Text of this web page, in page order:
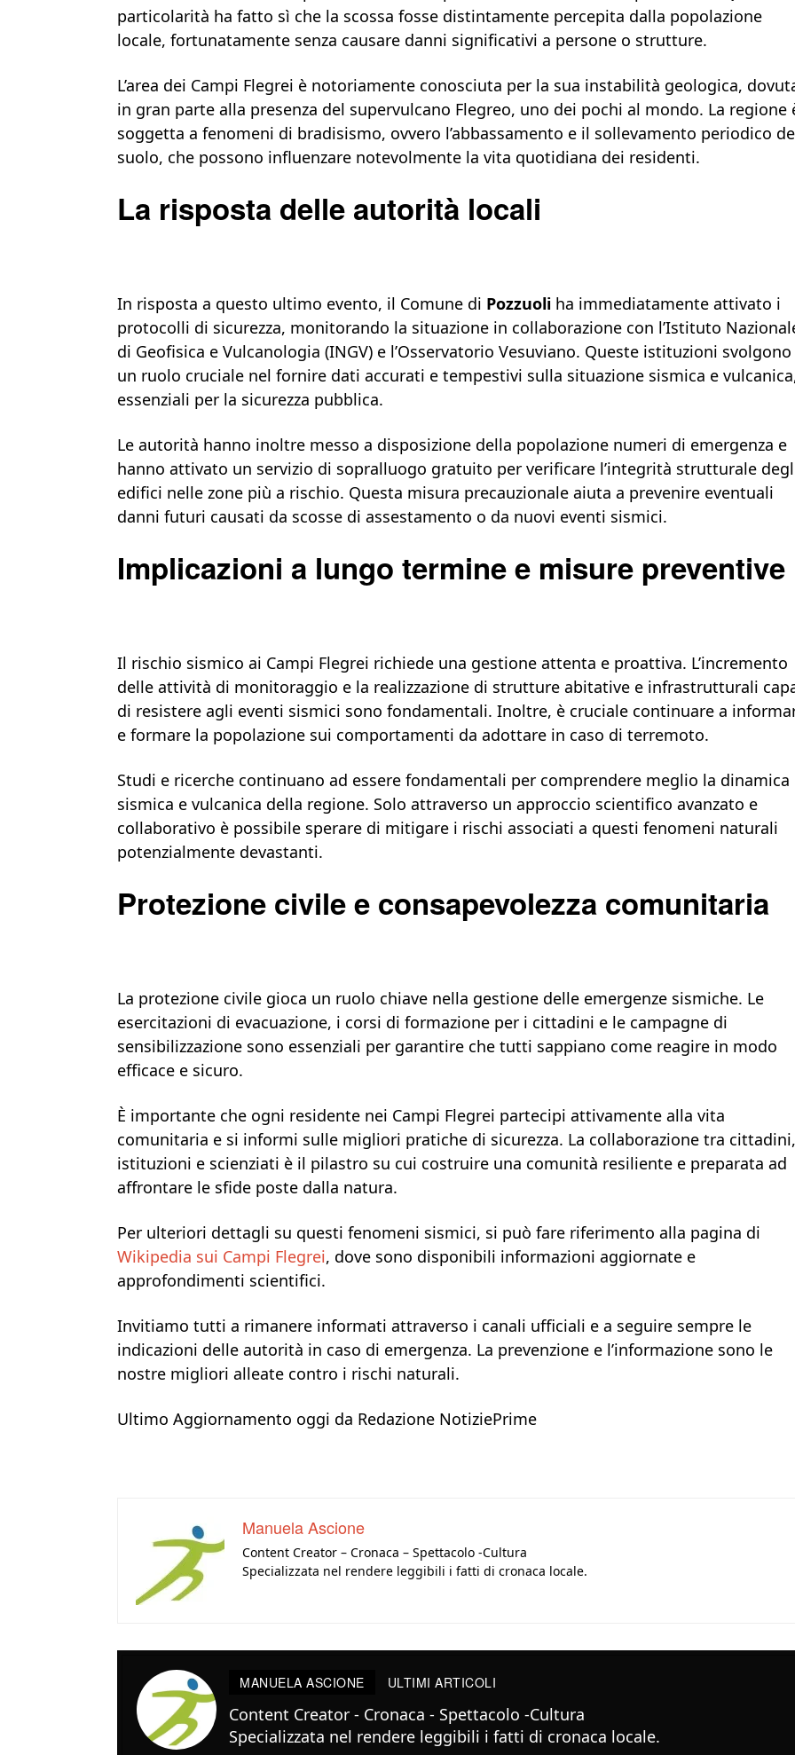
particolarità ha fatto sì che la scossa fosse distintamente percepita dalla popolazione
locale, fortunatamente senza causare danni significativi a persone o strutture.
L’area dei Campi Flegrei è notoriamente conosciuta per la sua instabilità geologica,
in gran parte alla presenza del supervulcano Flegreo, uno dei pochi al mondo. La regione
soggetta a fenomeni di bradisismo, ovvero l’abbassamento e il sollevamento periodico
suolo, che possono influenzare notevolmente la vita quotidiana dei residenti.
La risposta delle autorità locali
In risposta a questo ultimo evento, il Comune di Pozzuoli ha immediatamente attivato i
protocolli di sicurezza, monitorando la situazione in collaborazione con l’Istituto
di Geofisica e Vulcanologia (INGV) e l’Osservatorio Vesuviano. Queste istituzioni svolgono
un ruolo cruciale nel fornire dati accurati e tempestivi sulla situazione sismica e
essenziali per la sicurezza pubblica.
Le autorità hanno inoltre messo a disposizione della popolazione numeri di emergenza e
hanno attivato un servizio di sopralluogo gratuito per verificare l’integrità strutturale
edifici nelle zone più a rischio. Questa misura precauzionale aiuta a prevenire eventuali
danni futuri causati da scosse di assestamento o da nuovi eventi sismici.
Implicazioni a lungo termine e misure preventive
Il rischio sismico ai Campi Flegrei richiede una gestione attenta e proattiva. L’incremento
delle attività di monitoraggio e la realizzazione di strutture abitative e infrastrutturali
di resistere agli eventi sismici sono fondamentali. Inoltre, è cruciale continuare a
e formare la popolazione sui comportamenti da adottare in caso di terremoto.
Studi e ricerche continuano ad essere fondamentali per comprendere meglio la dinamica
sismica e vulcanica della regione. Solo attraverso un approccio scientifico avanzato e
collaborativo è possibile sperare di mitigare i rischi associati a questi fenomeni naturali
potenzialmente devastanti.
Protezione civile e consapevolezza comunitaria
La protezione civile gioca un ruolo chiave nella gestione delle emergenze sismiche. Le
esercitazioni di evacuazione, i corsi di formazione per i cittadini e le campagne di
sensibilizzazione sono essenziali per garantire che tutti sappiano come reagire in modo
efficace e sicuro.
È importante che ogni residente nei Campi Flegrei partecipi attivamente alla vita
comunitaria e si informi sulle migliori pratiche di sicurezza. La collaborazione tra cittadini,
istituzioni e scienziati è il pilastro su cui costruire una comunità resiliente e preparata ad
affrontare le sfide poste dalla natura.
Per ulteriori dettagli su questi fenomeni sismici, si può fare riferimento alla pagina di
Wikipedia sui Campi Flegrei, dove sono disponibili informazioni aggiornate e
approfondimenti scientifici.
Invitiamo tutti a rimanere informati attraverso i canali ufficiali e a seguire sempre le
indicazioni delle autorità in caso di emergenza. La prevenzione e l’informazione sono le
nostre migliori alleate contro i rischi naturali.
Ultimo Aggiornamento oggi da Redazione NotiziePrime
Manuela Ascione
Content Creator – Cronaca – Spettacolo -Cultura
Specializzata nel rendere leggibili i fatti di cronaca locale.
MANUELA ASCIONE ULTIMI ARTICOLI
Content Creator - Cronaca - Spettacolo -Cultura
Specializzata nel rendere leggibili i fatti di cronaca locale.